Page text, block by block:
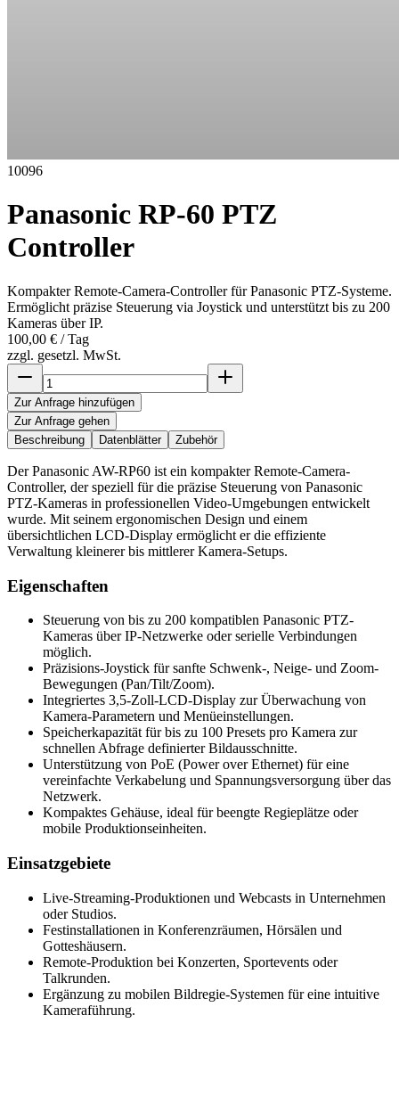
10096
Panasonic RP-60 PTZ
Controller
Kompakter Remote-Camera-Controller für Panasonic PTZ-Systeme.
Ermöglicht präzise Steuerung via Joystick und unterstützt bis zu 200
Kameras über IP.
100,00 € / Tag
zzgl. gesetzl. MwSt.
Zur Anfrage hinzufügen
Zur Anfrage gehen
Beschreibung
Datenblätter Zubehör
Der Panasonic AW-RP60 ist ein kompakter Remote-Camera-
Controller, der speziell für die präzise Steuerung von Panasonic
PTZ-Kameras in professionellen Video-Umgebungen entwickelt
wurde. Mit seinem ergonomischen Design und einem
übersichtlichen LCD-Display ermöglicht er die effiziente
Verwaltung kleinerer bis mittlerer Kamera-Setups.
Eigenschaften
Steuerung von bis zu 200 kompatiblen Panasonic PTZ-
Kameras über IP-Netzwerke oder serielle Verbindungen
möglich.
Präzisions-Joystick für sanfte Schwenk-, Neige- und Zoom-
Bewegungen (Pan/Tilt/Zoom).
Integriertes 3,5-Zoll-LCD-Display zur Überwachung von
Kamera-Parametern und Menüeinstellungen.
Speicherkapazität für bis zu 100 Presets pro Kamera zur
schnellen Abfrage definierter Bildausschnitte.
Unterstützung von PoE (Power over Ethernet) für eine
vereinfachte Verkabelung und Spannungsversorgung über das
Netzwerk.
Kompaktes Gehäuse, ideal für beengte Regieplätze oder
mobile Produktionseinheiten.
Einsatzgebiete
Live-Streaming-Produktionen und Webcasts in Unternehmen
oder Studios.
Festinstallationen in Konferenzräumen, Hörsälen und
Gotteshäusern.
Remote-Produktion bei Konzerten, Sportevents oder
Talkrunden.
Ergänzung zu mobilen Bildregie-Systemen für eine intuitive
Kameraführung.